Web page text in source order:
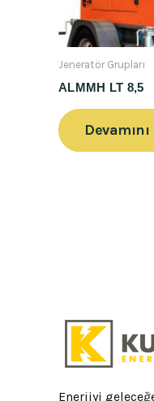
Jeneratör Grupları
ALMMH LT 8,5
Enerjiyi